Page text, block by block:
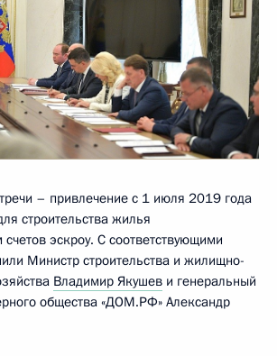
– привлечение с 1 июля 2019 года
строительства жилья
эскроу. С соответствующими
Министр строительства и жилищно-
Владимир Якушев и генеральный
общества «ДОМ.РФ» Александр